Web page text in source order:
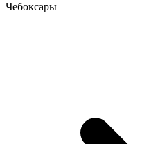
Чебоксары